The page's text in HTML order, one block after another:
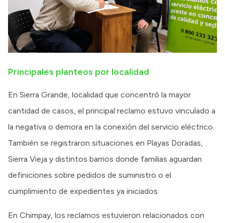
Principales planteos por localidad
En Sierra Grande, localidad que concentró la mayor
cantidad de casos, el principal reclamo estuvo vinculado a
la negativa o demora en la conexión del servicio eléctrico.
También se registraron situaciones en Playas Doradas,
Sierra Vieja y distintos barrios donde familias aguardan
definiciones sobre pedidos de suministro o el
cumplimiento de expedientes ya iniciados.
En Chimpay, los reclamos estuvieron relacionados con